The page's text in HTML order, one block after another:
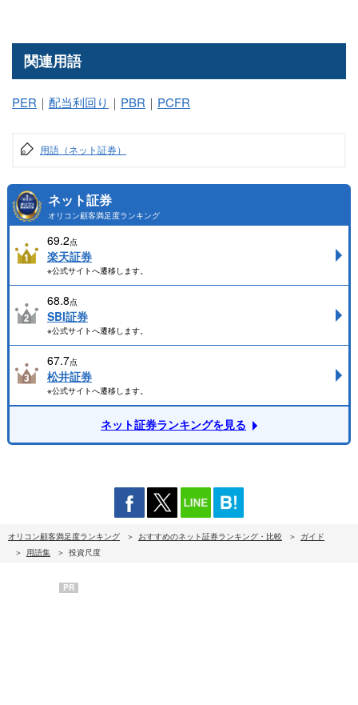
関連用語
PER ｜ 配当利回り ｜ PBR ｜ PCFR
用語（ネット証券）
ネット証券
オリコン顧客満足度ランキング
69.2点
楽天証券
※公式サイトへ遷移します。
68.8点
SBI証券
※公式サイトへ遷移します。
67.7点
松井証券
※公式サイトへ遷移します。
ネット証券ランキングを見る
オリコン顧客満足度ランキング おすすめのネット証券ランキング・比較
ガイド
用語集
投資尺度
PR